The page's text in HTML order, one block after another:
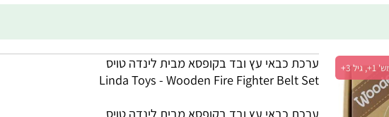
ערכת כבאי עץ ובד בקופסא מבית לינדה טויס
Linda Toys - Wooden Fire Fighter Belt Set